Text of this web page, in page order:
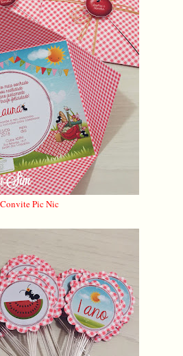
Convite Pic Nic